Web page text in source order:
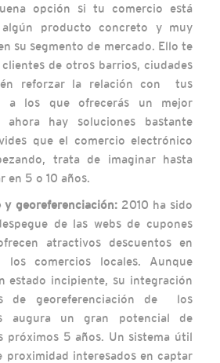
opción si tu comercio está
algún producto concreto y muy
su segmento de mercado. Ello te
de otros barrios, ciudades
reforzar la relación con tus
a los que ofrecerás un mejor
ahora hay soluciones bastante
que el comercio electrónico
trata de imaginar hasta
en 5 o 10 años.
y georeferenciación:2010 ha sido
de las webs de cupones
atractivos descuentos en
los comercios locales. Aunque
estado incipiente, su integración
de georeferenciación de los
augura un gran potencial de
próximos 5 años. Un sistema útil
proximidad interesados en captar